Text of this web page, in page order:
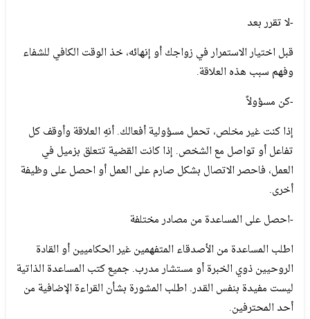
-لا تقرر بعد
قبل اختيار الاستمرار في زواجك أو إنهائه، خذ الوقت الكافي للشفاء
وفهم سبب هذه العلاقة.
-كن مسؤولاً
إذا كنت غير مخلص، تحمل مسؤولية أفعالك. أنهِ العلاقة وأوقف كل
تفاعل أو تواصل مع الشخص. إذا كانت القضية تتعلق بزميل في
العمل، فاحصر الاتصال بشكل صارم على العمل أو احصل على وظيفة
أخرى.
-احصل على المساعدة من مصادر مختلفة
اطلب المساعدة من الأصدقاء المتفهمين غير الحكاميين أو القادة
الروحيين ذوي الخبرة أو مستشار مدرب. جميع كتب المساعدة الذاتية
ليست مفيدة بنفس القدر. اطلب المشورة بشأن القراءة الإضافية من
أحد المحترفين.